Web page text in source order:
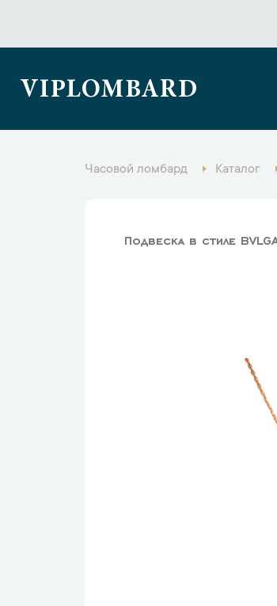
VIPLOMBARD
Часовой ломбард Каталог
Подвеска в стиле